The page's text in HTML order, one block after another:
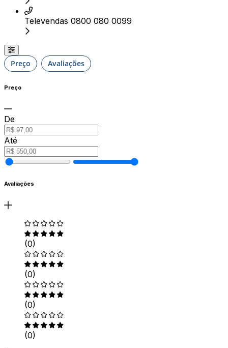
Televendas 0800 080 0099
Preço Avaliações
Preço
De
Até
Avaliações
(0)
(0)
(0)
(0)